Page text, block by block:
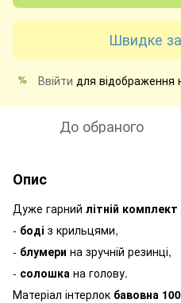
Швидке
% Ввійти для відображення
До обраного
Опис
Дуже гарний літній комплект
- боді з крильцями,
- блумери на зручній резинці,
- солошка на голову.
Матеріал інтерлок бавовна